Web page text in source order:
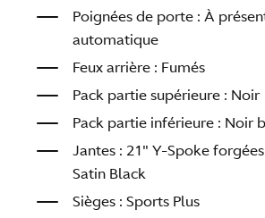
Poignées de porte : À
automatique
Feux arrière : Fumés
Pack partie supérieure : Noir
Pack partie inférieure : Noir
Jantes : 21″ Y-Spoke
Satin Black
Sièges : Sports Plus